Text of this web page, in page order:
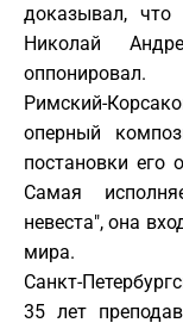
доказывал,
Николай
оппонировал.
Римский-
оперный
постановки его
Самая
невеста", она
мира.
Санкт-
35 лет